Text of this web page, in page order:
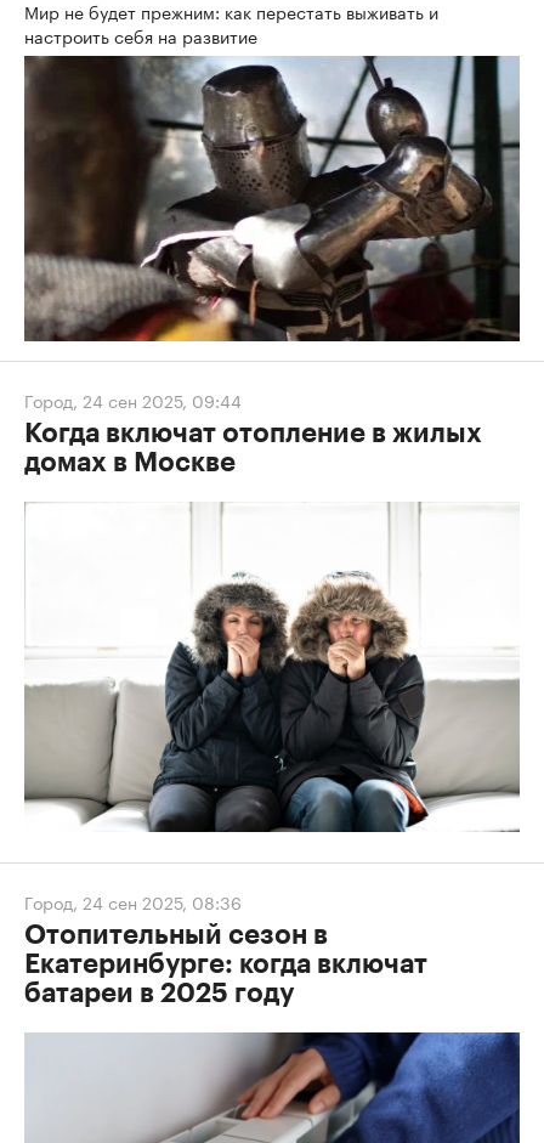
Мир не будет прежним: как перестать выживать и
настроить себя на развитие
Город, 24 сен 2025, 09:44
Когда включат отопление в жилых
домах в Москве
Город, 24 сен 2025, 08:36
Отопительный сезон в
Екатеринбурге: когда включат
батареи в 2025 году